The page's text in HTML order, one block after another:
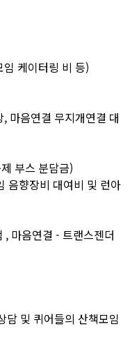
케이터링 비 등)
마음연결 무지개연결 대
부스 분담금)
음향장비 대여비 및 런아
마음연결 - 트랜스젠더
및 퀴어들의 산책모임